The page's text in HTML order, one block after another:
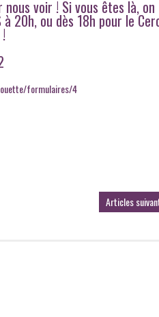
voir ! Si vous êtes là,
20h, ou dès 18h pour le
formulaires/4
Articles